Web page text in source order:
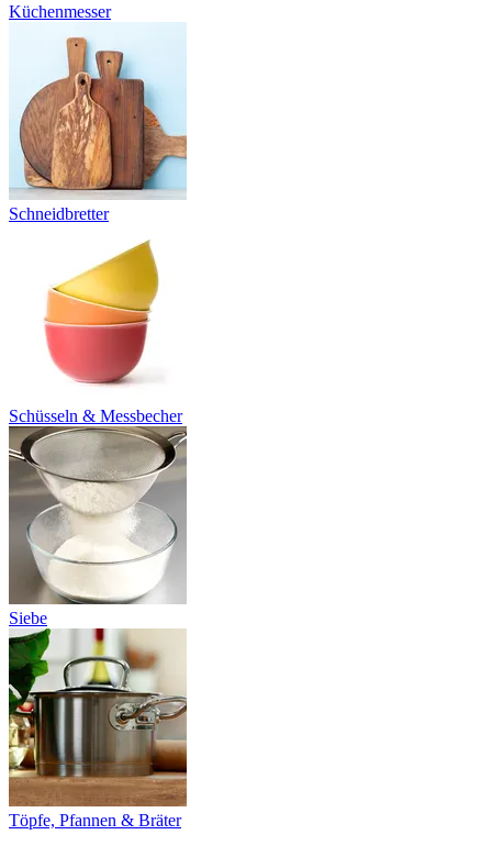
Küchenmesser
Schneidbretter
Schüsseln & Messbecher
Siebe
Töpfe, Pfannen & Bräter